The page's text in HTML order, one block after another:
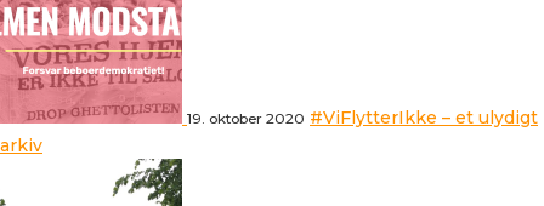
19. oktober 2020 #ViFlytterIkke – et ulydigt
arkiv